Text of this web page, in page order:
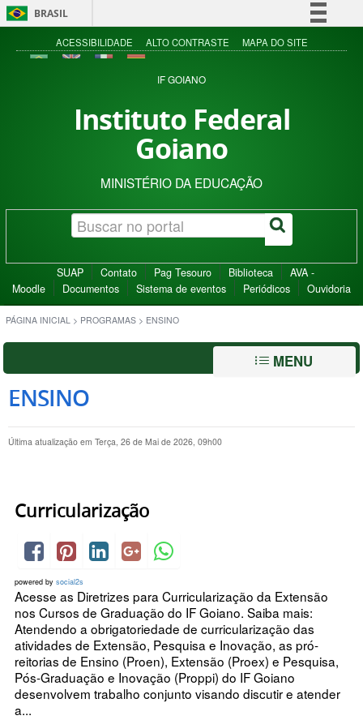
BRASIL
Simplifique!
Acesso à informação
ACESSIBILIDADE ALTO CONTRASTE MAPA DO SITE
IF GOIANO
Instituto Federal
Goiano
MINISTÉRIO DA EDUCAÇÃO
SUAP Contato Pag Tesouro Biblioteca
AVA -
Moodle
Documentos Sistema de eventos Periódicos Ouvidoria
PÁGINA INICIAL > PROGRAMAS > ENSINO
MENU
ENSINO
Última atualização em Terça, 26 de Mai de 2026, 09h00
Curricularização
powered by social2s
Acesse as Diretrizes para Curricularização da Extensão
nos Cursos de Graduação do IF Goiano. Saiba mais:
Atendendo a obrigatoriedade de curricularização das
atividades de Extensão, Pesquisa e Inovação, as pró-
reitorias de Ensino (Proen), Extensão (Proex) e Pesquisa,
Pós-Graduação e Inovação (Proppi) do IF Goiano
desenvolvem trabalho conjunto visando discutir e atender
a...